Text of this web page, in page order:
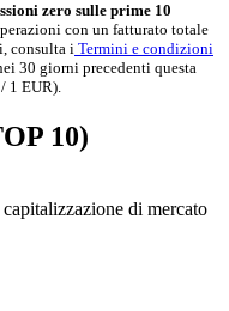
zero sulle prime 10
con un fatturato totale
consulta i Termini e condizioni
30 giorni precedenti questa
1 EUR).
10)
di mercato